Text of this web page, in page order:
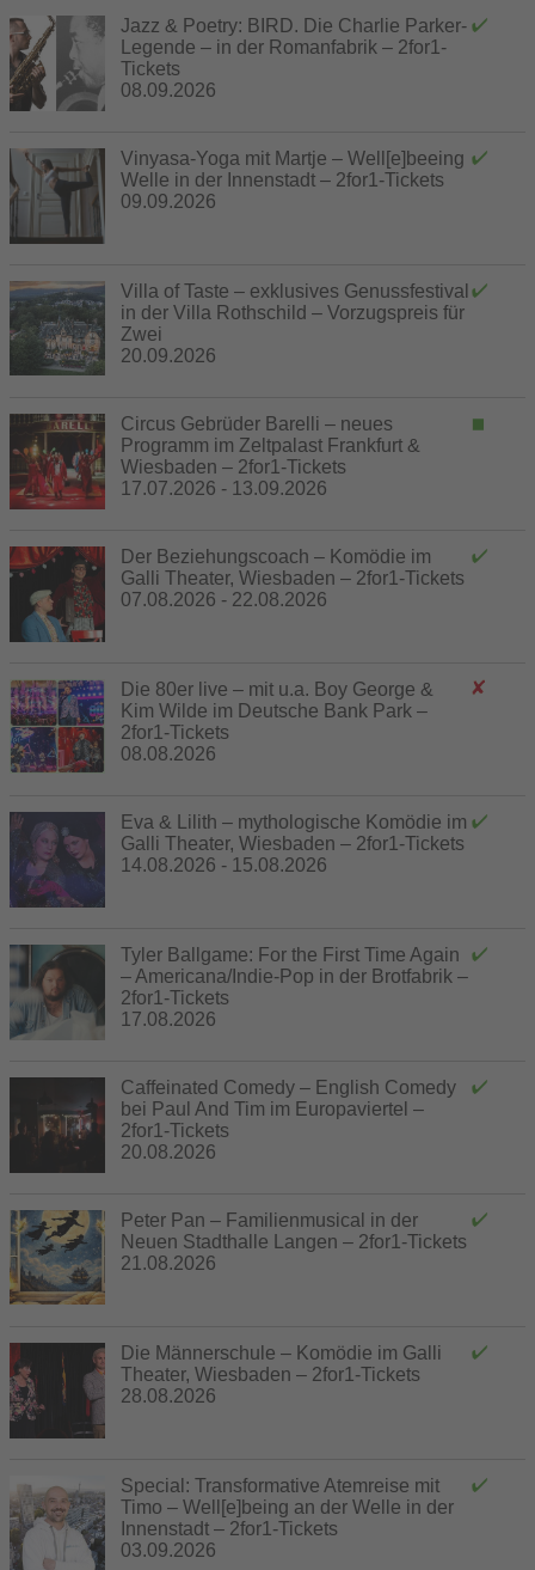
Jazz & Poetry: BIRD. Die Charlie Parker-
Legende – in der Romanfabrik – 2for1-
Tickets
08.09.2026
Vinyasa-Yoga mit Martje – Well[e]beeing
Welle in der Innenstadt – 2for1-Tickets
09.09.2026
Villa of Taste – exklusives Genussfestival
in der Villa Rothschild – Vorzugspreis für
Zwei
20.09.2026
Circus Gebrüder Barelli – neues
Programm im Zeltpalast Frankfurt &
Wiesbaden – 2for1-Tickets
17.07.2026 - 13.09.2026
Der Beziehungscoach – Komödie im
Galli Theater, Wiesbaden – 2for1-Tickets
07.08.2026 - 22.08.2026
Die 80er live – mit u.a. Boy George &
Kim Wilde im Deutsche Bank Park –
2for1-Tickets
08.08.2026
Eva & Lilith – mythologische Komödie im
Galli Theater, Wiesbaden – 2for1-Tickets
14.08.2026 - 15.08.2026
Tyler Ballgame: For the First Time Again
– Americana/Indie-Pop in der Brotfabrik –
2for1-Tickets
17.08.2026
Caffeinated Comedy – English Comedy
bei Paul And Tim im Europaviertel –
2for1-Tickets
20.08.2026
Peter Pan – Familienmusical in der
Neuen Stadthalle Langen – 2for1-Tickets
21.08.2026
Die Männerschule – Komödie im Galli
Theater, Wiesbaden – 2for1-Tickets
28.08.2026
Special: Transformative Atemreise mit
Timo – Well[e]being an der Welle in der
Innenstadt – 2for1-Tickets
03.09.2026